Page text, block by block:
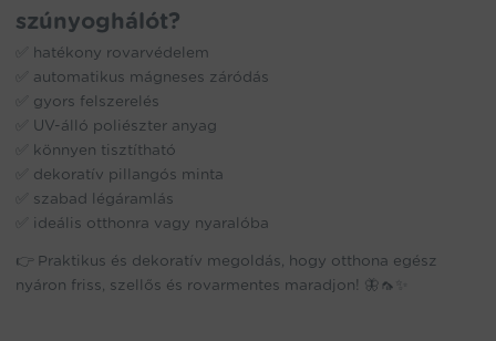
szúnyoghálót?
✅ hatékony rovarvédelem
✅ automatikus mágneses záródás
✅ gyors felszerelés
✅ UV-álló poliészter anyag
✅ könnyen tisztítható
✅ dekoratív pillangós minta
✅ szabad légáramlás
✅ ideális otthonra vagy nyaralóba
👉 Praktikus és dekoratív megoldás, hogy otthona egész
nyáron friss, szellős és rovarmentes maradjon! 🦋🦟✨